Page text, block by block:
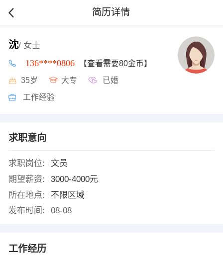
简历详情
沈/ 女士
136****0806 【查看需要80金币】
35岁 大专 已婚
工作经验
求职意向
求职岗位:
文员
期望薪资:
3000-4000元
所在地点:
不限区域
发布时间:
08-08
工作经历